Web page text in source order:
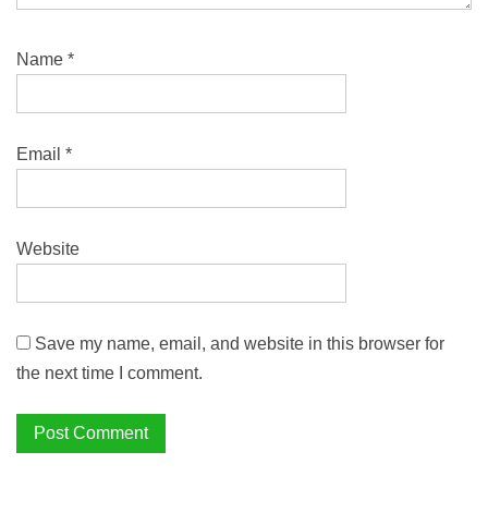
Name *
Email *
Website
Save my name, email, and website in this browser for
the next time I comment.